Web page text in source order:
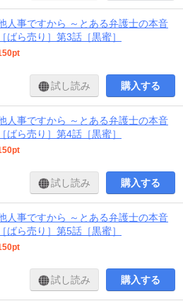
人事ですから ～とある弁護士の本音
ばら売り］第3話［黒蜜］
試し読み 購入する
人事ですから ～とある弁護士の本音
ばら売り］第4話［黒蜜］
試し読み 購入する
人事ですから ～とある弁護士の本音
ばら売り］第5話［黒蜜］
試し読み 購入する